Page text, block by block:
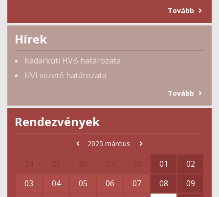
Tovább
Hírek
Kadarkúti HVB határozata
HVI vezető határozata
Tovább
Rendezvények
2025 március
01
02
03
04 05 06 07 08
09